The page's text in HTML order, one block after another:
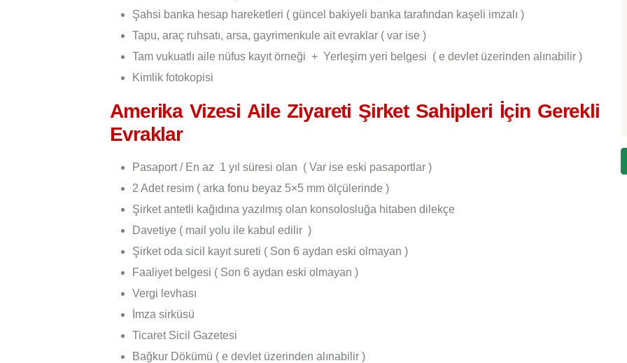
Şahsi banka hesap hareketleri ( güncel bakiyeli banka tarafından kaşeli imzalı )
Tapu, araç ruhsatı, arsa, gayrimenkule ait evraklar ( var ise )
Tam vukuatlı aile nüfus kayıt örneği + Yerleşim yeri belgesi ( e devlet üzerinden alınabilir )
Kimlik fotokopisi
Amerika Vizesi Aile Ziyareti Şirket Sahipleri İçin Gerekli
Evraklar
Pasaport / En az 1 yıl süresi olan ( Var ise eski pasaportlar )
2 Adet resim ( arka fonu beyaz 5×5 mm ölçülerinde )
Şirket antetli kağıdına yazılmış olan konsolosluğa hitaben dilekçe
Davetiye ( mail yolu ile kabul edilir )
Şirket oda sicil kayıt sureti ( Son 6 aydan eski olmayan )
Faaliyet belgesi ( Son 6 aydan eski olmayan )
Vergi levhası
İmza sirküsü
Ticaret Sicil Gazetesi
Bağkur Dökümü ( e devlet üzerinden alınabilir )